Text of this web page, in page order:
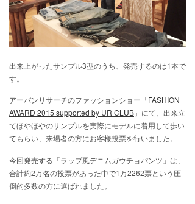
出来上がったサンプル3型のうち、発売するのは1本で
す。
アーバンリサーチのファッションショー「FASHION
AWARD 2015 supported by UR CLUB 」にて、出来立
てほやほやのサンプルを実際にモデルに着用して歩い
てもらい、来場者の方にお客様投票を行いました。
今回発売する「ラップ風デニムガウチョパンツ」は、
合計約2万名の投票があった中で1万2262票という圧
倒的多数の方に選ばれました。